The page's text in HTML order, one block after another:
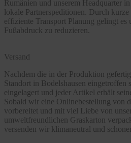
Rumänien und unserem Headquarter
lokale Partnerspeditionen. Durch
effiziente Transport Planung gelingt es
Fußabdruck zu reduzieren.
Versand
Nachdem die in der Produktion
Standort in Bodelshausen eingetroffen
eingelagert und jeder Artikel erhält
Sobald wir eine Onlinebestellung von
vorbereitet und mit viel Liebe von
umweltfreundlichen Graskarton
versenden wir klimaneutral und